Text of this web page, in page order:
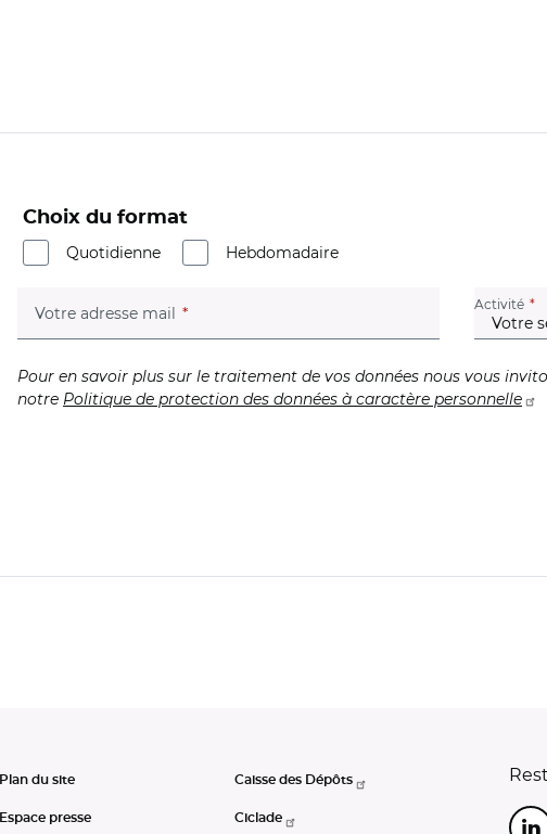
Choix du format
Quotidienne
Hebdomadaire
Votre adresse mail (champ obligatoire) Activité
Pour en savoir plus sur le traitement de vos données nous vous
notre Politique de protection des données à caractère personnelle
Plan du site
Espace presse
Caisse des Dépôts
Ciclade